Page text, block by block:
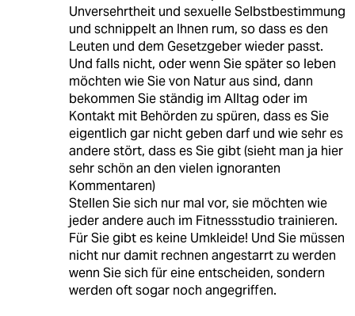
Unversehrtheit und sexuelle Selbstbestimmung
und schnippelt an Ihnen rum, so dass es den
Leuten und dem Gesetzgeber wieder passt.
Und falls nicht, oder wenn Sie später so leben
möchten wie Sie von Natur aus sind, dann
bekommen Sie ständig im Alltag oder im
Kontakt mit Behörden zu spüren, dass es Sie
eigentlich gar nicht geben darf und wie sehr es
andere stört, dass es Sie gibt (sieht man ja hier
sehr schön an den vielen ignoranten
Kommentaren)
Stellen Sie sich nur mal vor, sie möchten wie
jeder andere auch im Fitnessstudio trainieren.
Für Sie gibt es keine Umkleide! Und Sie müssen
nicht nur damit rechnen angestarrt zu werden
wenn Sie sich für eine entscheiden, sondern
werden oft sogar noch angegriffen.